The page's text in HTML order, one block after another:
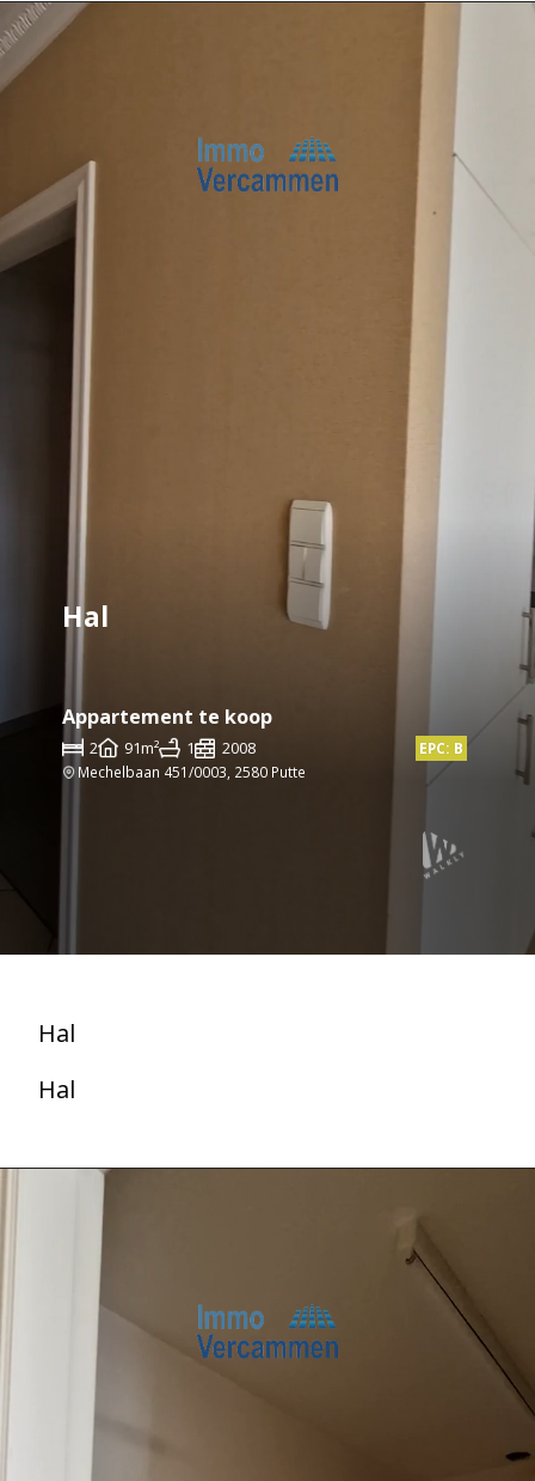
Hal
Appartement te koop
2 91m² 1 2008
EPC: B
Mechelbaan 451/0003, 2580 Putte
Hal
Hal